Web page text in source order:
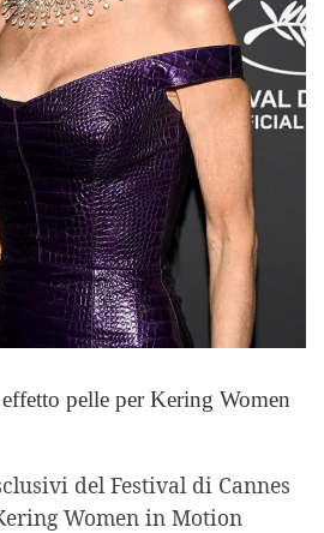
pelle per Kering Women
del Festival di Cannes
Women in Motion